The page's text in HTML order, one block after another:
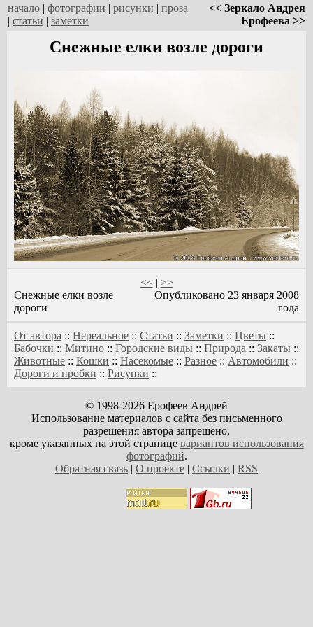
начало | фотографии | рисунки | проза
| статьи | заметки
<< Зеркало Андрея
Ерофеева >>
Снежные елки возле дороги
<<| >>
Снежные елки возле
дороги
Опубликовано 23 января 2008
года
От автора :: Нереальное :: Статьи :: Заметки :: Цветы ::
Бабочки :: Митино :: Городские виды :: Природа :: Закаты ::
Животные :: Кошки :: Насекомые :: Разное :: Автомобили ::
Дороги и пробки :: Рисунки ::
© 1998-2026 Ерофеев Андрей
Использование материалов с сайта без письменного
разрешения автора запрещено,
кроме указанных на этой странице вариантов использования
фотографий.
Обратная связь | О проекте | Ссылки | RSS